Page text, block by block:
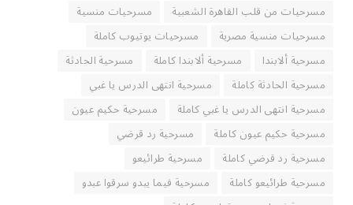
مسرحيات من قلب القاهرة الشعبية
مسرحيات منسية
مسرحيات منسية مصرية
مسرحيات يوتيوب كاملة
مسرحية ألابندا
مسرحية ألابندا كاملة
مسرحية الحادثة
مسرحية الحادثة كاملة
مسرحية انتهى الدرس يا غبي
مسرحية انتهى الدرس يا غبي كاملة
مسرحية حكيم عيون
مسرحية حكيم عيون كاملة
مسرحية رد قرضي
مسرحية رد قرضي كاملة
مسرحية طرائيعو
مسرحية طرائيعو كاملة
مسرحية فيما يبدو سرقوا عبدو